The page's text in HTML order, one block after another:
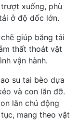
xuống, phù
ở độ dốc lớn.
giúp băng tải
thất thoát vật
vận hành.
su tai bèo dựa
và con lăn đỡ.
lăn chủ động
mang theo vật